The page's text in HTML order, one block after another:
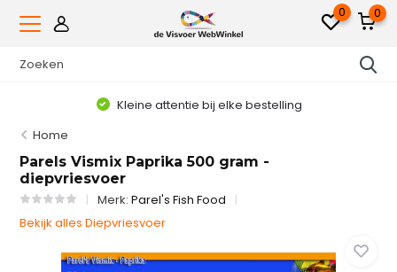
0 0
Kleine attentie bij elke bestelling
Home
Parels Vismix Paprika 500 gram -
diepvriesvoer
Merk:Parel's Fish Food
Bekijk alles Diepvriesvoer